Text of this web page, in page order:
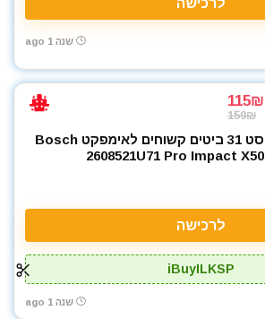
לרכישה
שנה 1 ago
115₪
159₪
סט 31 ביטים קשוחים לאימפקט Bosch
2608521U71 Pro Impact X50
לרכישה
iBuyILKSP
שנה 1 ago